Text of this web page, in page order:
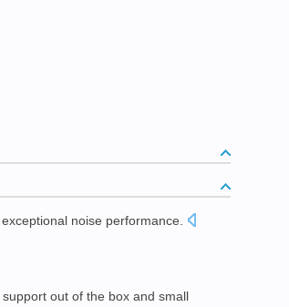
exceptional noise performance
support out of the box and small